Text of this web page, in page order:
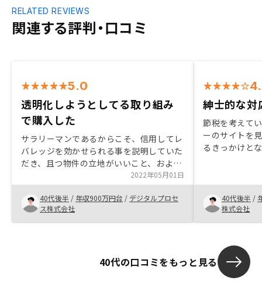
関連する評判・口コミ
RELATED REVIEWS
5.0
透明化しようとしてる取り組み
で購入した
サラリーマンであるからこそ、信用してレ
バレッジを効かせられる事を説明していた
だき、且つ物件の立地がいいこと、および
End to Endで見てることとITで効率化し
ていること、可視化している事が、
RENOSYさんで不動産投資する決め手とな
りました。関連取引全て手続きを電子化し
てほしい
2022年05月01日
40代後半 / 年収900万円台 / デジタルプロセ
ス株式会社
紳士的な対
節税を考えて
ーのサイトを
るきっかけと
なるにつれて
応で信用でき
た。生命保険
入を目的とし
供や提案が少
40代後半 /
株式会社
40代の口コミをもっと見る